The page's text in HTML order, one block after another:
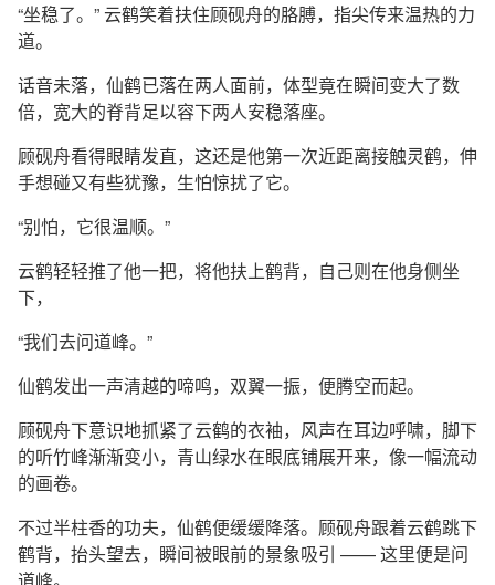
“坐稳了。” 云鹤笑着扶住顾砚舟的胳膊，指尖传来温热的力
道。
话音未落，仙鹤已落在两人面前，体型竟在瞬间变大了数
倍，宽大的脊背足以容下两人安稳落座。
顾砚舟看得眼睛发直，这还是他第一次近距离接触灵鹤，伸
手想碰又有些犹豫，生怕惊扰了它。
“别怕，它很温顺。”
云鹤轻轻推了他一把，将他扶上鹤背，自己则在他身侧坐
下，
“我们去问道峰。”
仙鹤发出一声清越的啼鸣，双翼一振，便腾空而起。
顾砚舟下意识地抓紧了云鹤的衣袖，风声在耳边呼啸，脚下
的听竹峰渐渐变小，青山绿水在眼底铺展开来，像一幅流动
的画卷。
不过半柱香的功夫，仙鹤便缓缓降落。顾砚舟跟着云鹤跳下
鹤背，抬头望去，瞬间被眼前的景象吸引 —— 这里便是问